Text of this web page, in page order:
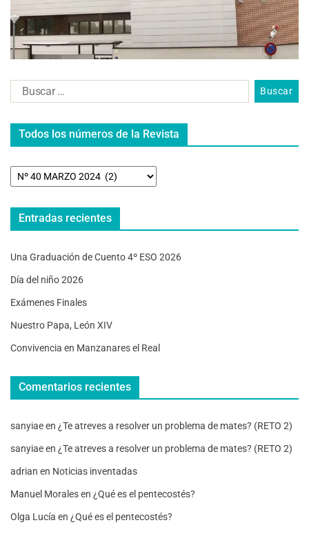
Todos los números de la Revista
Entradas recientes
Una Graduación de Cuento 4º ESO 2026
Día del niño 2026
Exámenes Finales
Nuestro Papa, León XIV
Convivencia en Manzanares el Real
Comentarios recientes
sanyiaeen ¿Te atreves a resolver un problema de mates? (RETO 2)
sanyiaeen ¿Te atreves a resolver un problema de mates? (RETO 2)
adrian en Noticias inventadas
Manuel Moralesen ¿Qué es el pentecostés?
Olga Lucía en ¿Qué es el pentecostés?